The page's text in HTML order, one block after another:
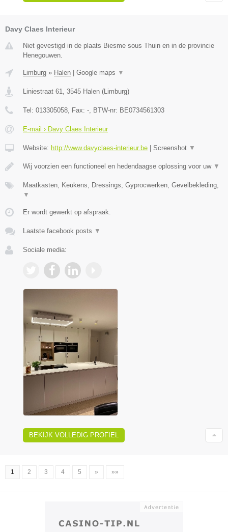
Davy Claes Interieur
Niet gevestigd in de plaats Biesme sous Thuin en in de provincie
Henegouwen.
Limburg » Halen Google maps ▼
Liniestraat 61, 3545 Halen (Limburg)
Tel: 013305058, Fax: -, BTW-nr: BE0734561303
E-mail › Davy Claes Interieur
Website: http://www.davyclaes-interieur.be Screenshot ▼
Wij voorzien een functioneel en hedendaagse oplossing voor uw ▼
Maatkasten, Keukens, Dressings, Gyprocwerken, Gevelbekleding,
▼
Er wordt gewerkt op afspraak.
Laatste facebook posts ▼
Sociale media:
BEKIJK VOLLEDIG PROFIEL
1 2 3 4 5 » »»